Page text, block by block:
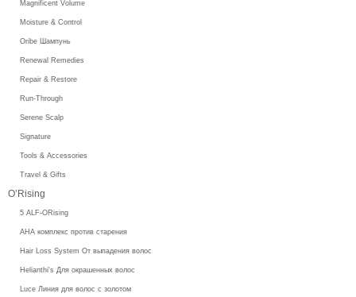
Magnificent Volume
Moisture & Control
Oribe Шампунь
Renewal Remedies
Repair & Restore
Run-Through
Serene Scalp
Signature
Tools & Accessories
Travel & Gifts
O’Rising
5 ALF-ORising
AHA комплекс против старения
Hair Loss System От выпадения волос
Helianthi's Для окрашенных волос
Luce Линия для волос с золотом